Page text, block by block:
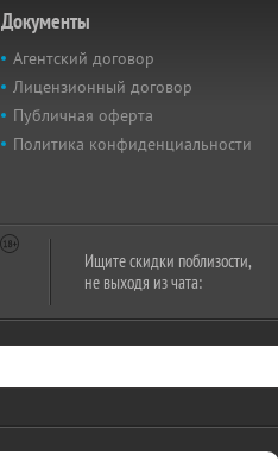
Документы
Агентский договор
Лицензионный договор
Публичная оферта
Политика конфиденциальности
Ищите скидки поблизости,
не выходя из чата: